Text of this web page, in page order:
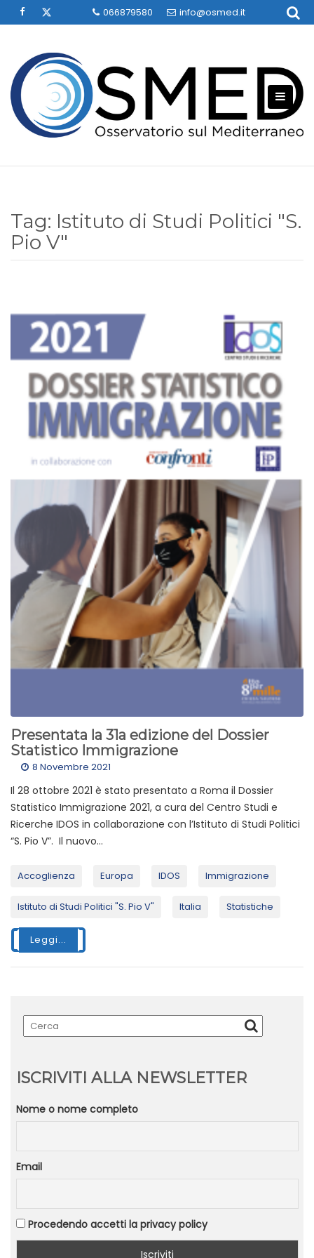
to
066879580 info@osmed.it
Tag: Istituto di Studi Politici "S.
Pio V"
Presentata la 31a edizione del Dossier
Statistico Immigrazione
8 Novembre 2021
Il 28 ottobre 2021 è stato presentato a Roma il Dossier
Statistico Immigrazione 2021, a cura del Centro Studi e
Ricerche IDOS in collaborazione con l’Istituto di Studi Politici
“S. Pio V”. Il nuovo...
Accoglienza Europa IDOS Immigrazione
Istituto di Studi Politici "S. Pio V" Italia Statistiche
Leggi...
ISCRIVITI ALLA NEWSLETTER
Nome o nome completo
Email
Procedendo accetti la privacy policy